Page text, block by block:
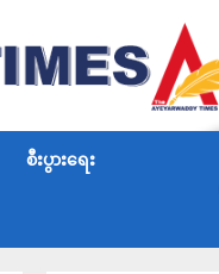
စီးပွားရေး